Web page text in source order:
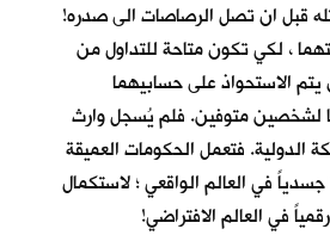
قبل ان تصل الرصاصات الى صدره!
، لكي تكون متاحة للتداول من
الاستحواذ على حسابيهما
لشخصين متوفين. فلم يُسجل وارث
الدولية. فتعمل الحكومات العميقة
جسدياً في العالم الواقعي ؛ لاستكمال
في العالم الافتراضي!